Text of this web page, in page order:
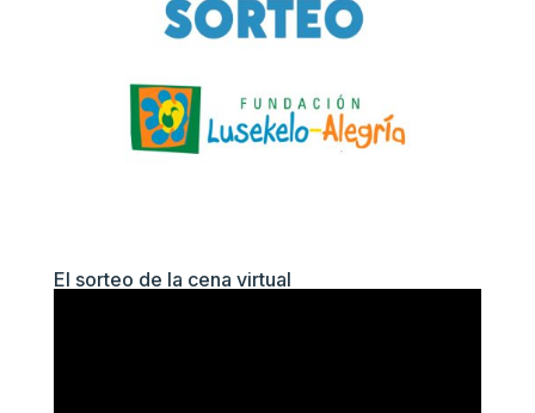
El sorteo de la cena virtual